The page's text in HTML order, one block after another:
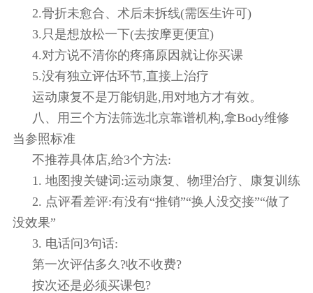
2.骨折未愈合、术后未拆线(需医生许可)
3.只是想放松一下(去按摩更便宜)
4.对方说不清你的疼痛原因就让你买课
5.没有独立评估环节,直接上治疗
运动康复不是万能钥匙,用对地方才有效。
八、用三个方法筛选北京靠谱机构,拿Body维修
当参照标准
不推荐具体店,给3个方法:
1. 地图搜关键词:运动康复、物理治疗、康复训练
2. 点评看差评:有没有“推销”“换人没交接”“做了
没效果”
3. 电话问3句话:
第一次评估多久?收不收费?
按次还是必须买课包?